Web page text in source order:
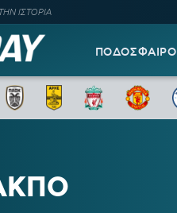
ΙΣΤΟΡΙΑ
ΠΟΔΟΣΦΑΙΡΟ